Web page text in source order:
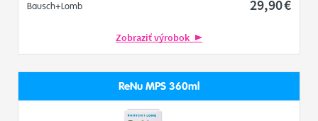
Bausch+Lomb
29,90€
Zobraziť výrobok
ReNu MPS 360ml